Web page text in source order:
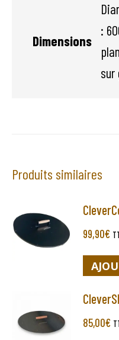
Dimensions
:
sur
Produits similaires
99,90€
85,00€